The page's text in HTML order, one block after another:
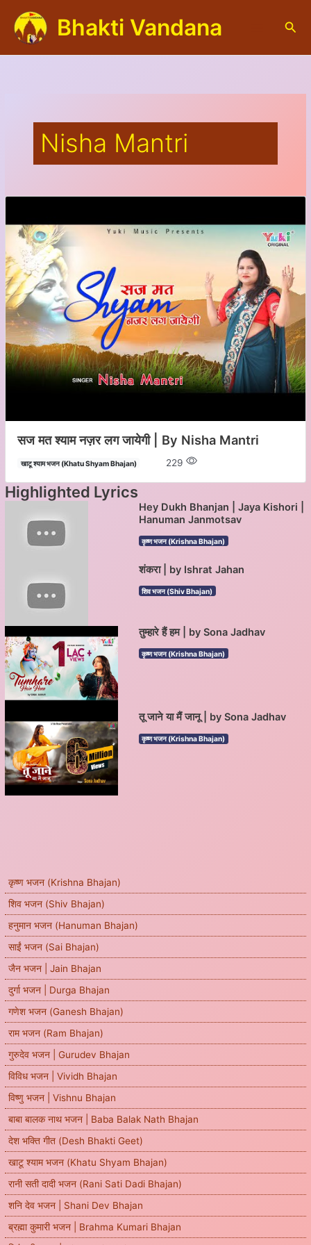
content
Bhakti Vandana
S
a
h
कृष्ण भजन (Krishna Bhajan)
शिव भजन (Shiv Bhajan)
हनुमान भजन (Hanuman Bhajan)
साईं भजन (Sai Bhajan)
जैन भजन | Jain Bhajan
दुर्गा भजन | Durga Bhajan
गणेश भजन (Ganesh Bhajan)
राम भजन (Ram Bhajan)
गुरुदेव भजन | Gurudev Bhajan
विविध भजन | Vividh Bhajan
विष्णु भजन | Vishnu Bhajan
बाबा बालक नाथ भजन | Baba Balak Nath Bhajan
देश भक्ति गीत (Desh Bhakti Geet)
खाटू श्याम भजन (Khatu Shyam Bhajan)
रानी सती दादी भजन (Rani Sati Dadi Bhajan)
शनि देव भजन | Shani Dev Bhajan
ब्रह्मा कुमारी भजन | Brahma Kumari Bhajan
Nisha Mantri
सज मत श्याम नज़र लग जायेगी | By Nisha Mantri
खाटू श्याम भजन (Khatu Shyam Bhajan) 229
Highlighted Lyrics
Hey Dukh Bhanjan | Jaya Kishori |
Hanuman Janmotsav
कृष्ण भजन (Krishna Bhajan)
शंकरा | by Ishrat Jahan
शिव भजन (Shiv Bhajan)
तुम्हारे हैं हम | by Sona Jadhav
कृष्ण भजन (Krishna Bhajan)
तू जाने या मैं जानू | by Sona Jadhav
कृष्ण भजन (Krishna Bhajan)